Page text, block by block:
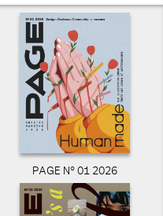
PAGE N° 01 2026